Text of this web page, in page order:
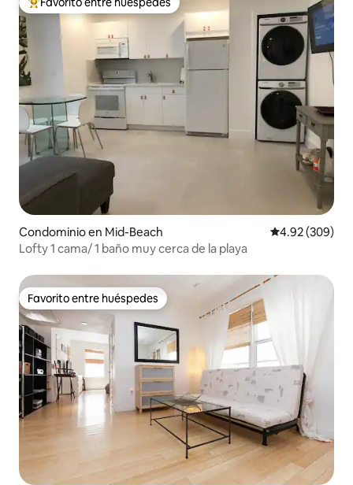
De los mejores en Favorito entre huéspedes
Condominio en Mid-Beach Calificación
4.92 (309)
Lofty 1 cama/ 1 baño muy cerca de la playa
Favorito entre huéspedes
Favorito entre huéspedes